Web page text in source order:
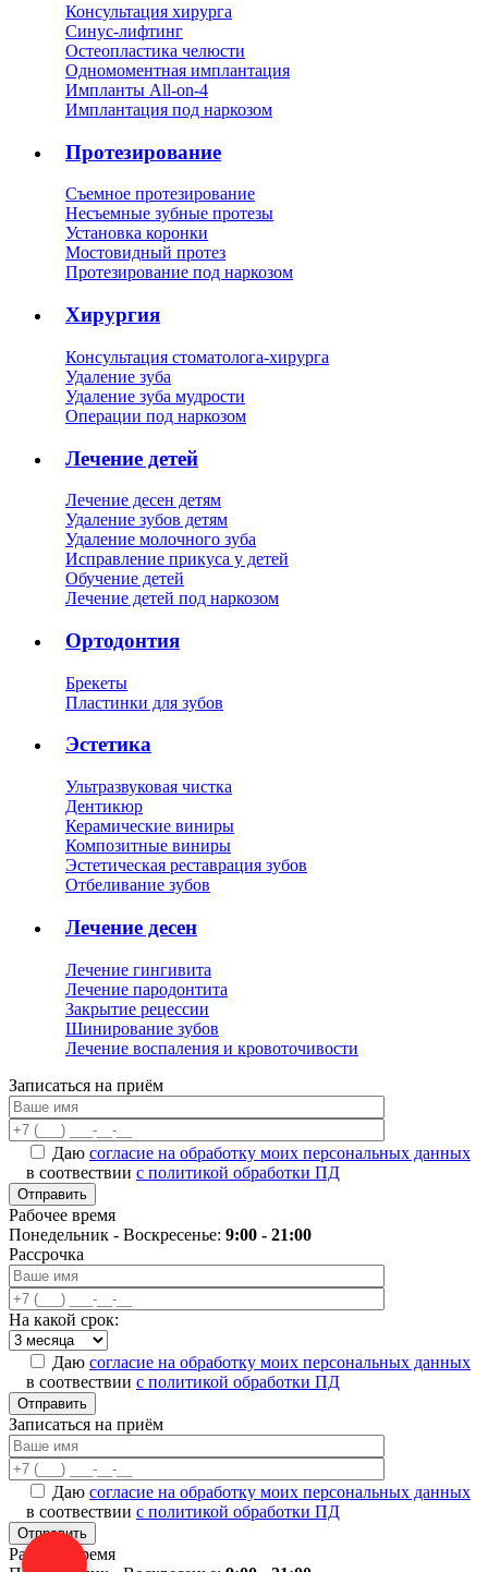
Консультация хирурга
Синус-лифтинг
Остеопластика челюсти
Одномоментная имплантация
Импланты All-on-4
Имплантация под наркозом
Протезирование
Съемное протезирование
Несъемные зубные протезы
Установка коронки
Мостовидный протез
Протезирование под наркозом
Хирургия
Консультация стоматолога-хирурга
Удаление зуба
Удаление зуба мудрости
Операции под наркозом
Лечение детей
Лечение десен детям
Удаление зубов детям
Удаление молочного зуба
Исправление прикуса у детей
Обучение детей
Лечение детей под наркозом
Ортодонтия
Брекеты
Пластинки для зубов
Эстетика
Ультразвуковая чистка
Дентикюр
Керамические виниры
Композитные виниры
Эстетическая реставрация зубов
Отбеливание зубов
Лечение десен
Лечение гингивита
Лечение пародонтита
Закрытие рецессии
Шинирование зубов
Лечение воспаления и кровоточивости
Записаться на приём
Даю согласие на обработку моих персональных данных
в соотвествии с политикой обработки ПД
Рабочее время
Понедельник - Воскресенье: 9:00 - 21:00
Рассрочка
На какой срок:
Даю согласие на обработку моих персональных данных
в соотвествии с политикой обработки ПД
Записаться на приём
Даю согласие на обработку моих персональных данных
в соотвествии с политикой обработки ПД
Рабочее время